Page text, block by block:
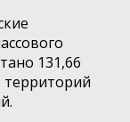
131,66
территорий